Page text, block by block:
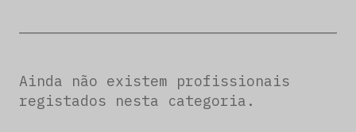
Ainda não existem profissionais
registados nesta categoria.